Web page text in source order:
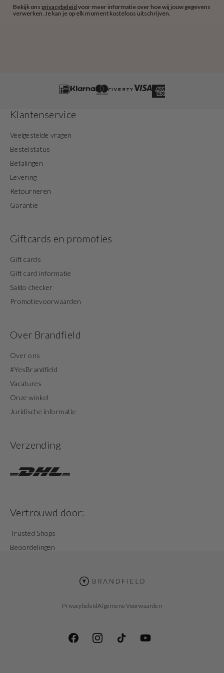
Bekijk ons privacybeleid voor meer informatie over hoe wij jouw gegevens
verwerken. Je kan je op elk moment kosteloos uitschrijven.
Klantenservice
Veelgestelde vragen
Bestelstatus
Betalingen
Levering
Retourneren
Garantie
Giftcards en promoties
Gift cards
Gift card informatie
Saldo checker
Promotievoorwaarden
Over Brandfield
Over ons
#YesBrandfield
Vacatures
Onze winkel
Juridische informatie
Verzending
Vertrouwd door:
Trusted Shops
Beoordelingen
PrivacybeleidAlgemene Voorwaarden
FacebookInstagramTikTok YouTube